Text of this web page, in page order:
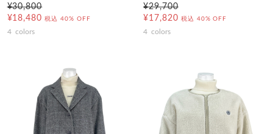
¥30,800
¥18,480 税込 40% OFF
4 colors
¥29,700
¥17,820 税込 40% OFF
4 colors